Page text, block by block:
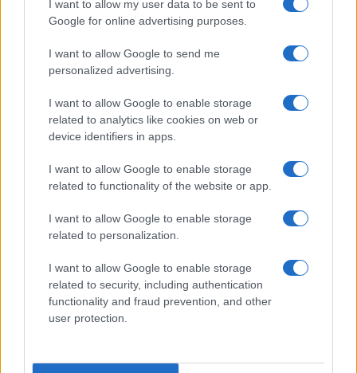
I want to allow my user data to be sent to
Google for online advertising purposes.
I want to allow Google to send me
personalized advertising.
I want to allow Google to enable storage
related to analytics like cookies on web or
device identifiers in apps.
I want to allow Google to enable storage
related to functionality of the website or app.
I want to allow Google to enable storage
related to personalization.
I want to allow Google to enable storage
related to security, including authentication
functionality and fraud prevention, and other
user protection.
Ricevi le nostre ultime news
daGoogle News
Condividi l'articolo
F
a
b
o
k
T
w
te
Pi
n
re
W
h
at
s
p
p
h
re
Prossimo articolo
NOTIZIE RECENTI